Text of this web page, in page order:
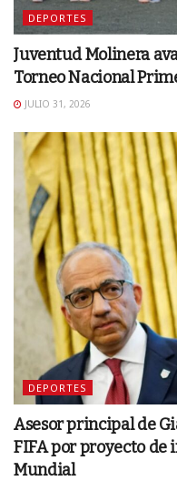
DEPORTES
Juventud Molinera
Torneo Nacional
JULIO 31, 2026
DEPORTES
Asesor principal de
FIFA por proyecto de
Mundial